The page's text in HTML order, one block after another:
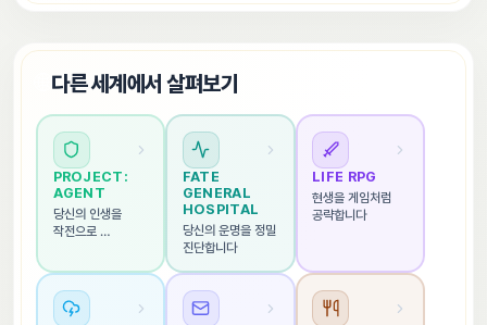
다른 세계에서 살펴보기
PROJECT:
AGENT
당신의 인생을
작전으로
FATE
GENERAL
HOSPITAL
당신의 운명을 정밀
진단합니다
LIFE RPG
현생을 게임처럼
공략합니다